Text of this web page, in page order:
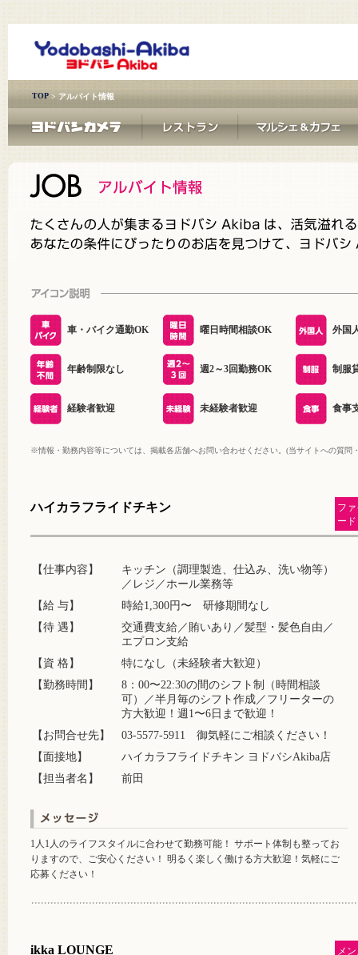
TOP > アルバイト情報
車・バイク通勤OK 曜日時間相談OK 外国
年齢制限なし 週2～3回勤務OK 制服
経験者歓迎 未経験者歓迎 食事
※情報・勤務内容等については、掲載各店舗へお問い合わせください。(当サイトへの質問
ハイカラフライドチキン
フ
ード
【仕事内容】
キッチン（調理製造、仕込み、洗い物等）
／レジ／ホール業務等
【給 与】
時給1,300円〜 研修期間なし
【待 遇】
交通費支給／賄いあり／髪型・髪色自由／
エプロン支給
【資 格】
特になし（未経験者大歓迎）
【勤務時間】
8：00〜22:30の間のシフト制（時間相談
可）／半月毎のシフト作成／フリーターの
方大歓迎！週1〜6日まで歓迎！
【お問合せ先】
03-5577-5911 御気軽にご相談ください！
【面接地】
ハイカラフライドチキン ヨドバシAkiba店
【担当者名】
前田
1人1人のライフスタイルに合わせて勤務可能！ サポート体制も整ってお
りますので、ご安心ください！ 明るく楽しく働ける方大歓迎！気軽にご
応募ください！
ikka LOUNGE
メ